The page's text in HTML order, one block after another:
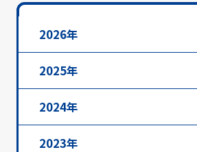
2026年
2025年
2024年
2023年